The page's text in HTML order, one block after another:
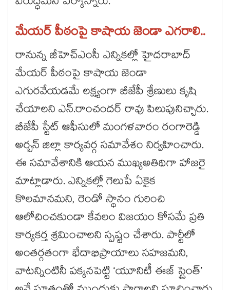
మేయర్ పీఠంపై కాషాయ జెండా ఎగరాలి..
రానున్న జీహెచ్‌‌‌‌‌‌‌‌ఎంసీ ఎన్నికల్లో హైదరాబాద్
మేయర్ పీఠంపై కాషాయ జెండా
ఎగురవేయడమే లక్ష్యంగా బీజేపీ శ్రేణులు కృషి
చేయాలని ఎన్.రాంచందర్ రావు పిలుపునిచ్చారు.
బీజేపీ స్టేట్ ఆఫీసులో మంగళవారం రంగారెడ్డి
అర్బన్ జిల్లా కార్యవర్గ సమావేశం నిర్వహించారు.
ఈ సమావేశానికి ఆయన ముఖ్యఅతిథిగా హాజరై
మాట్లాడారు. ఎన్నికల్లో గెలుపే ఏకైక
కొలమానమని, రెండో స్థానం గురించి
ఆలోచించకుండా కేవలం విజయం కోసమే ప్రతి
కార్యకర్త శ్రమించాలని స్పష్టం చేశారు. పార్టీలో
అంతర్గతంగా భేదాభిప్రాయాలు సహజమని,
వాటన్నింటినీ పక్కనపెట్టి ‘యూనిటీ ఈజ్ స్ట్రెంత్’